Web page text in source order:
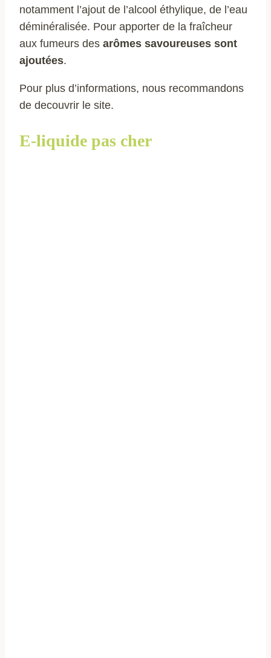
notamment l’ajout de l’alcool éthylique, de l’eau
déminéralisée. Pour apporter de la fraîcheur
aux fumeurs des arômes savoureuses sont
ajoutées.
Pour plus d’informations, nous recommandons
de decouvrir le site.
E-liquide pas cher